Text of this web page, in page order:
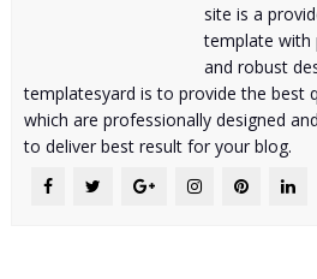
site is a
template with
and robust
templatesyard is to provide the best
which are professionally designed
to deliver best result for your blog.